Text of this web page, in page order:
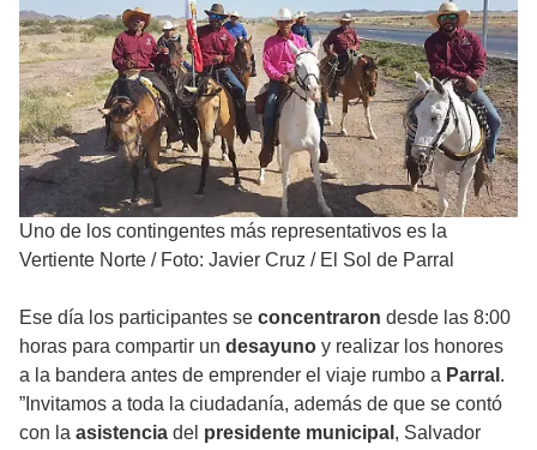
Uno de los contingentes más representativos es la
Vertiente Norte / Foto: Javier Cruz / El Sol de Parral
Ese día los participantes se concentraron desde las 8:00
horas para compartir un desayuno y realizar los honores
a la bandera antes de emprender el viaje rumbo a Parral .
”Invitamos a toda la ciudadanía, además de que se contó
con la asistencia del presidente municipal , Salvador